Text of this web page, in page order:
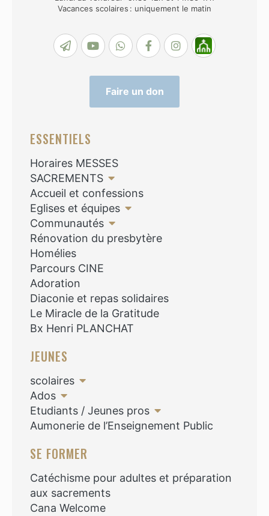
Vacances scolaires : uniquement le matin
Faire un don
ESSENTIELS
Horaires MESSES
SACREMENTS
Accueil et confessions
Eglises et équipes
Communautés
Rénovation du presbytère
Homélies
Parcours CINE
Adoration
Diaconie et repas solidaires
Le Miracle de la Gratitude
Bx Henri PLANCHAT
JEUNES
scolaires
Ados
Etudiants / Jeunes pros
Aumonerie de l’Enseignement Public
SE FORMER
Catéchisme pour adultes et préparation
aux sacrements
Cana Welcome